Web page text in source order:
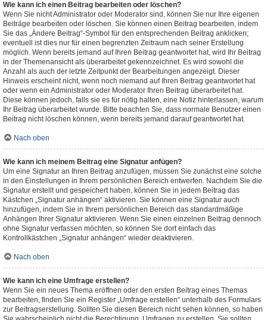
Wie kann ich einen Beitrag bearbeiten oder löschen?
Wenn Sie nicht Administrator oder Moderator sind, können Sie nur Ihre eigenen
Beiträge bearbeiten oder löschen. Sie können einen Beitrag bearbeiten, indem
Sie das „Ändere Beitrag“-Symbol für den entsprechenden Beitrag anklicken;
eventuell ist dies nur für einen begrenzten Zeitraum nach seiner Erstellung
möglich. Wenn bereits jemand auf Ihren Beitrag geantwortet hat, wird Ihr Beitrag
in der Themenansicht als überarbeitet gekennzeichnet. Es wird sowohl die
Anzahl als auch der letzte Zeitpunkt der Bearbeitungen angezeigt. Dieser
Hinweis erscheint nicht, wenn noch niemand auf Ihren Beitrag geantwortet hat
oder wenn ein Administrator oder Moderator Ihren Beitrag überarbeitet hat.
Diese können jedoch, falls sie es für nötig halten, eine Notiz hinterlassen, warum
Ihr Beitrag überarbeitet wurde. Bitte beachten Sie, dass normale Benutzer einen
Beitrag nicht löschen können, wenn bereits jemand darauf geantwortet hat.
Nach oben
Wie kann ich meinem Beitrag eine Signatur anfügen?
Um eine Signatur an Ihren Beitrag anzufügen, müssen Sie zunächst eine solche
in den Einstellungen in Ihrem persönlichen Bereich entwerfen. Nachdem Sie die
Signatur erstellt und gespeichert haben, können Sie in jedem Beitrag das
Kästchen „Signatur anhängen“ aktivieren. Sie können eine Signatur auch
hinzufügen, indem Sie in Ihrem persönlichen Bereich das standardmäßige
Anhängen Ihrer Signatur aktivieren. Wenn Sie einen einzelnen Beitrag dennoch
ohne Signatur verfassen möchten, so können Sie dort einfach das
Kontrollkästchen „Signatur anhängen“ wieder deaktivieren.
Nach oben
Wie kann ich eine Umfrage erstellen?
Wenn Sie ein neues Thema eröffnen oder den ersten Beitrag eines Themas
bearbeiten, finden Sie ein Register „Umfrage erstellen“ unterhalb des Formulars
zur Beitragserstellung. Sollten Sie diesen Bereich nicht sehen können, so haben